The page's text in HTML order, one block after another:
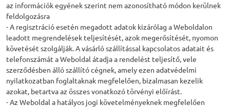
az információk egyének szerint nem azonosítható módon kerülnek
feldolgozásra
- A regisztráció esetén megadott adatok kizárólag a Weboldalon
leadott megrendelések teljesítését, azok megerősítését, nyomon
követését szolgálják. A vásárló szállítással kapcsolatos adatait és
telefonszámát a Weboldal átadja a rendelést teljesítő, vele
szerződésben álló szállító cégnek, amely ezen adatvédelmi
nyilatkozatban foglaltaknak megfelelően, bizalmasan kezelik
azokat, betartva az összes vonatkozó törvényi előírást.
- Az Weboldal a hatályos jogi követelményeknek megfelelően